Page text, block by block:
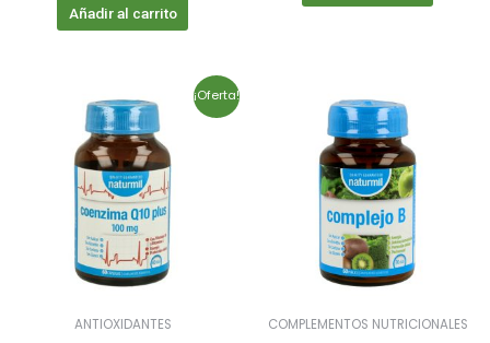
Añadir al carrito
¡Oferta!
ANTIOXIDANTES
precio
original
era:
30,80€.
precio
es:
26,18€.
COMPLEMENTOS NUTRICIONALES